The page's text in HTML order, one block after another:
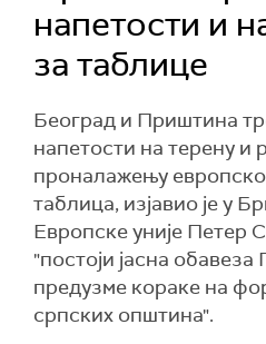
напетости и
за таблице
Београд и Приштина
напетости на терену и
проналажењу
таблица, изјавио је у
Европске уније Петер
"постоји јасна
предузме кораке на
српских општина".